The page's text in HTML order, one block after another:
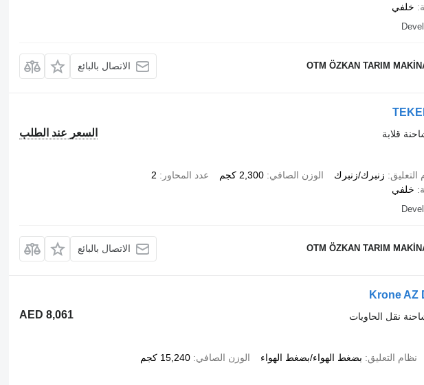
خلفي
OTM ÖZKAN TARIM الاتصال بالبائع
السعر عند الطلب
قلابة
التعليق زنبرك/زنبرك الوزن الصافي 2,300 كجم عدد المحاور
2
خلفي
OTM ÖZKAN TARIM الاتصال بالبائع
Krone AZ
AED 8,061
نقل الحاويات
نظام التعليق بضغط الهواء/بضغط الهواء الوزن الصافي 15,240 كجم